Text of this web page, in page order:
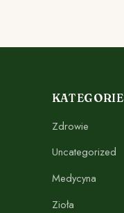
KATEGORIE
Zdrowie
Uncategorized
Medycyna
Zioła